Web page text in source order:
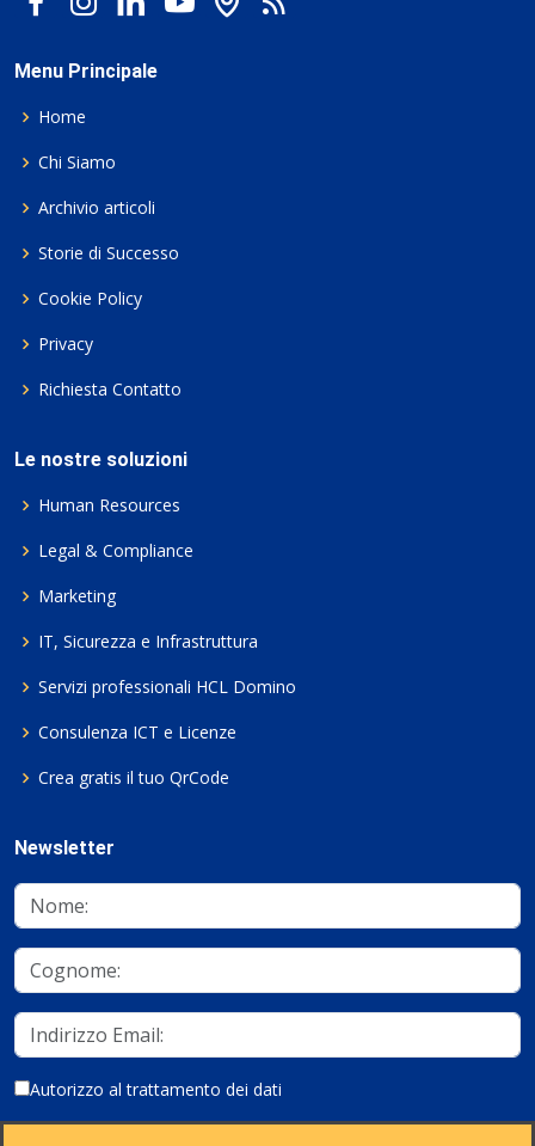
Menu Principale
Home
Chi Siamo
Archivio articoli
Storie di Successo
Cookie Policy
Privacy
Richiesta Contatto
Le nostre soluzioni
Human Resources
Legal & Compliance
Marketing
IT, Sicurezza e Infrastruttura
Servizi professionali HCL Domino
Consulenza ICT e Licenze
Crea gratis il tuo QrCode
Newsletter
Autorizzo al trattamento dei dati